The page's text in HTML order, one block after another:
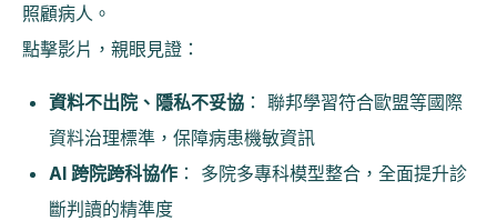
照顧病人。
點擊影片，親眼見證：
資料不出院、隱私不妥協 ： 聯邦學習符合歐盟等國際
資料治理標準，保障病患機敏資訊
AI 跨院跨科協作 ：
多院多專科模型整合，全面提升診
斷判讀的精準度